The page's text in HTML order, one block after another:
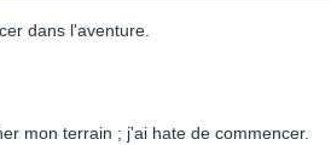
dans l'aventure.
mon terrain ; j'ai hate de commencer.